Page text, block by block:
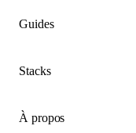
Guides
Stacks
À propos